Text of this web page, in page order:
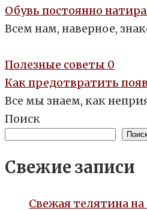
Обувь постоянно
Всем нам, наверное,
Полезные советы 0
Как предотвратить
Все мы знаем, как
Поиск
Свежие записи
Свежая телятина на